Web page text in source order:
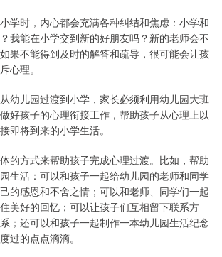
学时，内心都会充满各种纠结和焦虑：小学和
我能在小学交到新的好朋友吗？新的老师会不
果不能得到及时的解答和疏导，很可能会让孩
心理。
幼儿园过渡到小学，家长必须利用幼儿园大班
好孩子的心理衔接工作，帮助孩子从心理上以
即将到来的小学生活。
的方式来帮助孩子完成心理过渡。比如，帮助
生活：可以和孩子一起给幼儿园的老师和同学
的感恩和不舍之情；可以和老师、同学们一起
美好的回忆；可以让孩子们互相留下联系方
；还可以和孩子一起制作一本幼儿园生活纪念
过的点点滴滴。